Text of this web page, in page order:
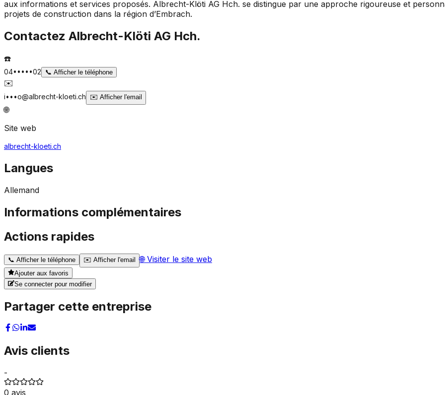
aux informations et services proposés. Albrecht-Klöti AG Hch. se distingue par une approche rigoureuse et
projets de construction dans la région d’Embrach.
Contactez Albrecht-Klöti AG Hch.
☎️
04•••••02 📞 Afficher le téléphone
✉️
i•••o@albrecht-kloeti.ch ✉️ Afficher l'email
🌐
Site web
albrecht-kloeti.ch
Langues
Allemand
Informations complémentaires
Actions rapides
📞 Afficher le téléphone ✉️ Afficher l'email 🌐Visiter le site web
Ajouter aux favoris
Se connecter pour modifier
Partager cette entreprise
Avis clients
-
0 avis